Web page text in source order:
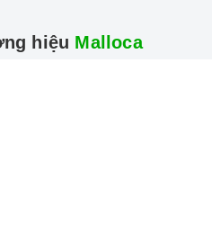
hoạt động dựa trên nguyên tắc
phận cơ bản như: lớp toa inox
hiệu Malloca